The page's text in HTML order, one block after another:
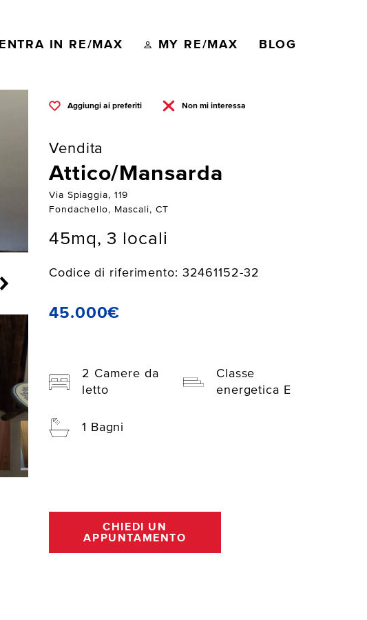
ENTRA IN RE/MAX MY RE/MAX BLOG
Aggiungi ai preferiti Non mi interessa
Vendita
Attico/Mansarda
Via Spiaggia, 119
Fondachello, Mascali, CT
45mq, 3 locali
Codice di riferimento: 32461152-32
45.000€
2 Camere da
letto
Classe
energetica E
1 Bagni
CHIEDI UN
APPUNTAMENTO